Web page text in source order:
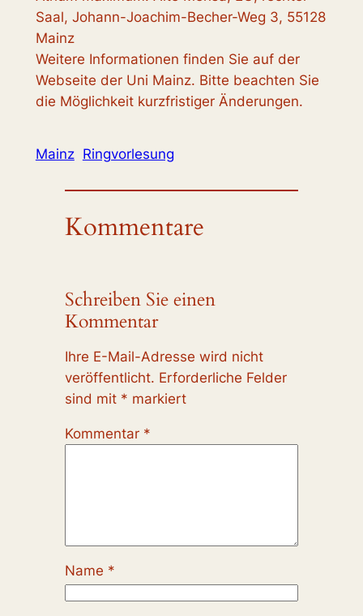
Saal, Johann-Joachim-Becher-Weg 3, 55128
Mainz
Weitere Informationen finden Sie auf der
Webseite der Uni Mainz. Bitte beachten Sie
die Möglichkeit kurzfristiger Änderungen.
Mainz Ringvorlesung
Kommentare
Schreiben Sie einen
Kommentar
Ihre E-Mail-Adresse wird nicht
veröffentlicht. Erforderliche Felder
sind mit * markiert
Kommentar *
Name *